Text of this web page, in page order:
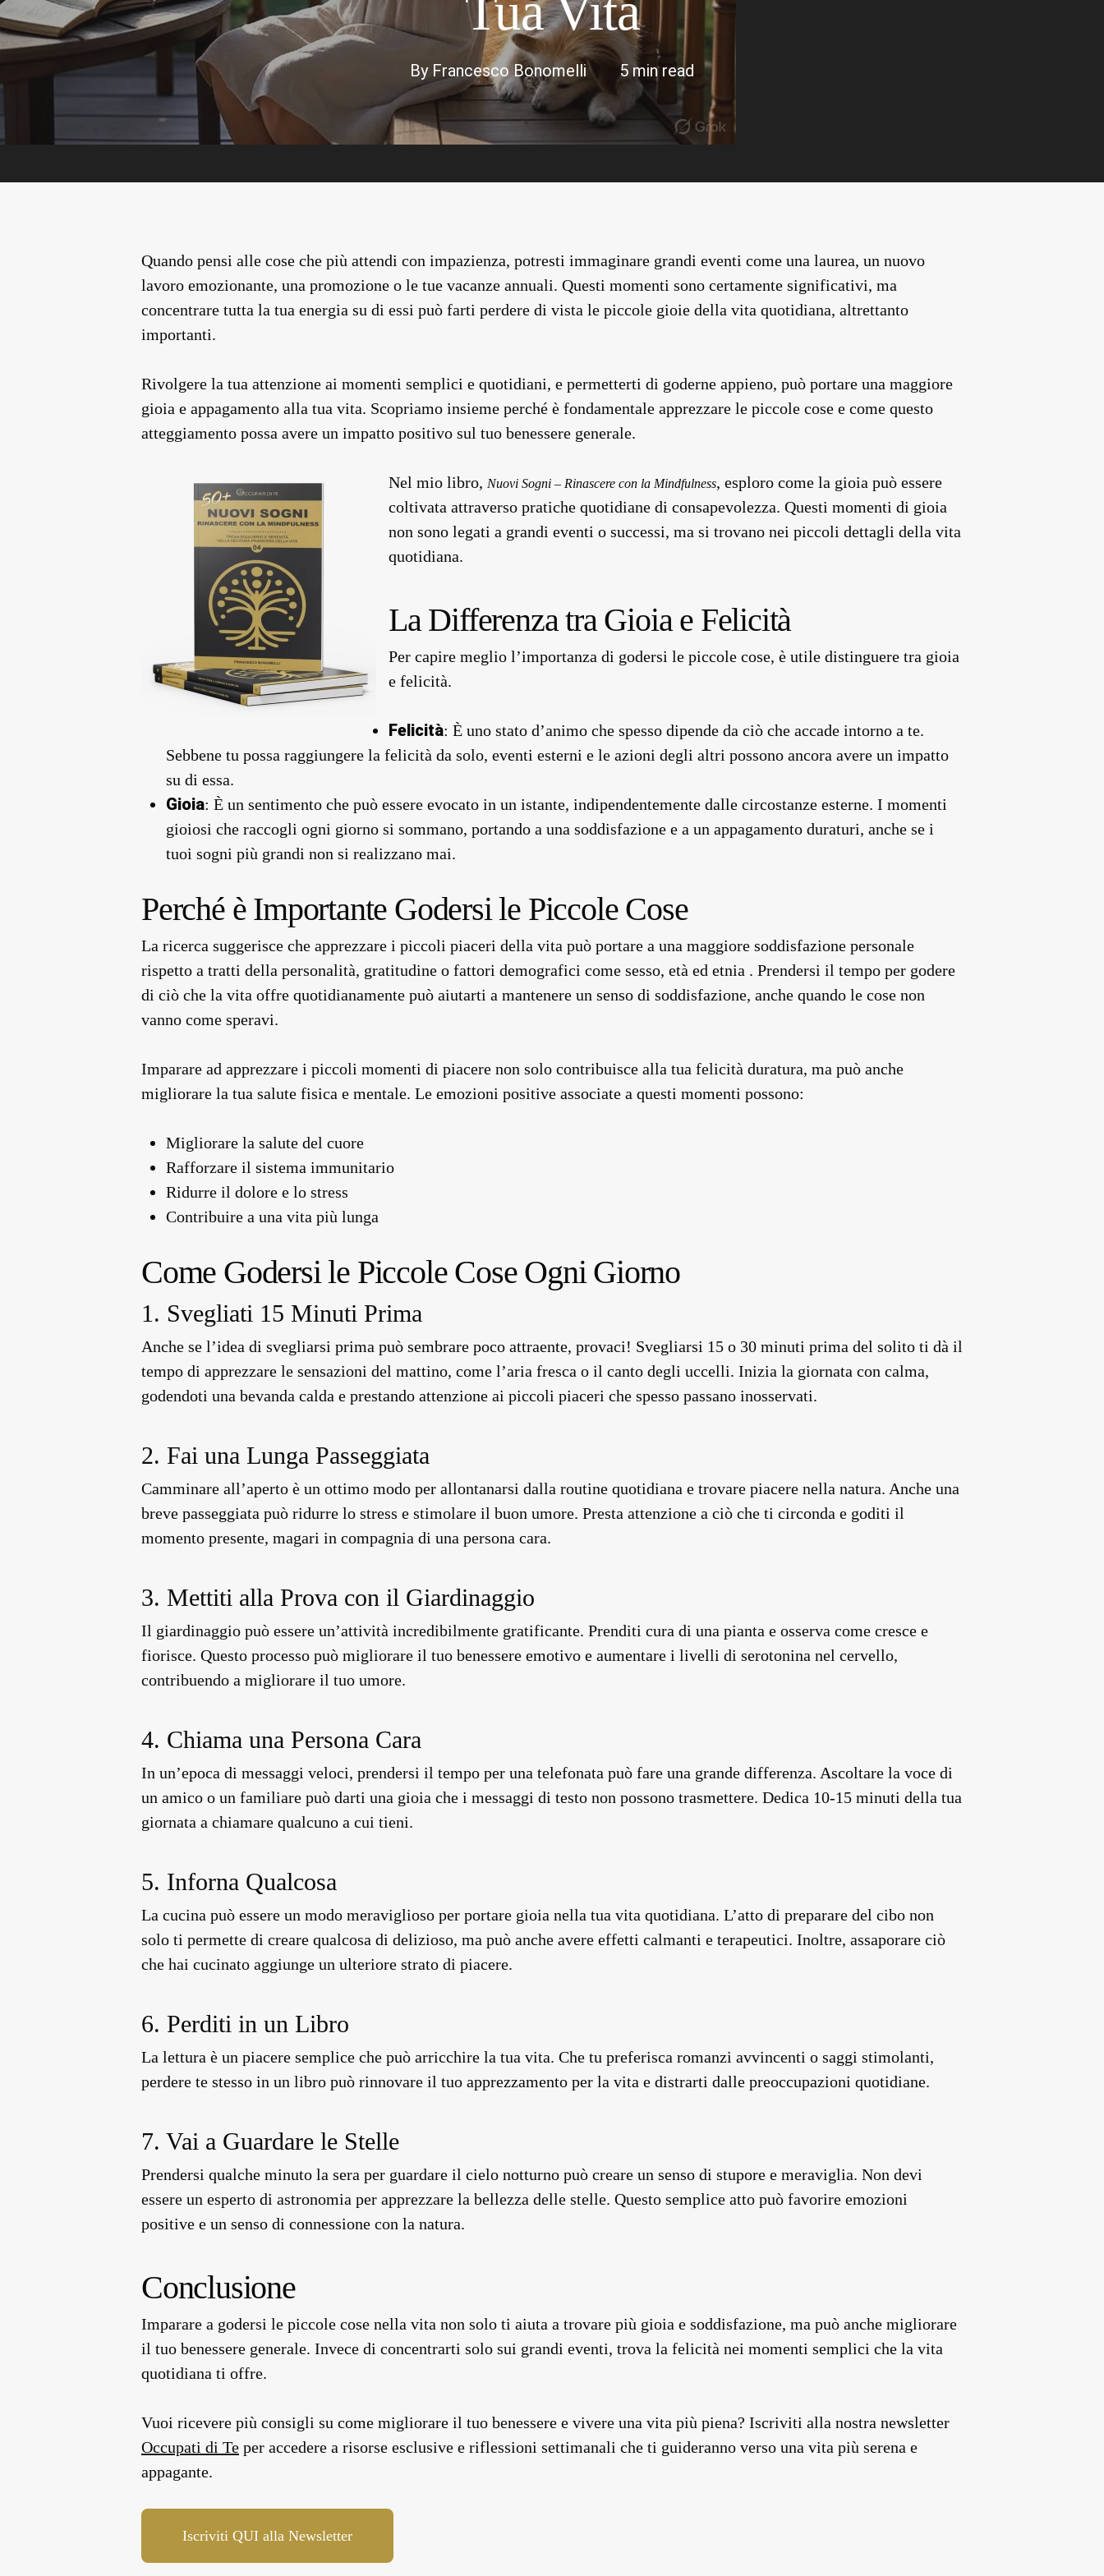
By Francesco Bonomelli 5 min read
Quando pensi alle cose che più attendi con impazienza, potresti immaginare grandi eventi come una laurea, un nuovo
lavoro emozionante, una promozione o le tue vacanze annuali. Questi momenti sono certamente significativi, ma
concentrare tutta la tua energia su di essi può farti perdere di vista le piccole gioie della vita quotidiana, altrettanto
importanti.
Rivolgere la tua attenzione ai momenti semplici e quotidiani, e permetterti di goderne appieno, può portare una maggiore
gioia e appagamento alla tua vita. Scopriamo insieme perché è fondamentale apprezzare le piccole cose e come questo
atteggiamento possa avere un impatto positivo sul tuo benessere generale.
Nel mio libro, Nuovi Sogni – Rinascere con la Mindfulness, esploro come la gioia può essere
coltivata attraverso pratiche quotidiane di consapevolezza. Questi momenti di gioia
non sono legati a grandi eventi o successi, ma si trovano nei piccoli dettagli della vita
quotidiana.
La Differenza tra Gioia e Felicità
Per capire meglio l’importanza di godersi le piccole cose, è utile distinguere tra gioia
e felicità.
Felicità: È uno stato d’animo che spesso dipende da ciò che accade intorno a te.
Sebbene tu possa raggiungere la felicità da solo, eventi esterni e le azioni degli altri possono ancora avere un impatto
su di essa.
Gioia: È un sentimento che può essere evocato in un istante, indipendentemente dalle circostanze esterne. I momenti
gioiosi che raccogli ogni giorno si sommano, portando a una soddisfazione e a un appagamento duraturi, anche se i
tuoi sogni più grandi non si realizzano mai.
Perché è Importante Godersi le Piccole Cose
La ricerca suggerisce che apprezzare i piccoli piaceri della vita può portare a una maggiore soddisfazione personale
rispetto a tratti della personalità, gratitudine o fattori demografici come sesso, età ed etnia . Prendersi il tempo per godere
di ciò che la vita offre quotidianamente può aiutarti a mantenere un senso di soddisfazione, anche quando le cose non
vanno come speravi.
Imparare ad apprezzare i piccoli momenti di piacere non solo contribuisce alla tua felicità duratura, ma può anche
migliorare la tua salute fisica e mentale. Le emozioni positive associate a questi momenti possono:
Migliorare la salute del cuore
Rafforzare il sistema immunitario
Ridurre il dolore e lo stress
Contribuire a una vita più lunga
Come Godersi le Piccole Cose Ogni Giorno
1. Svegliati 15 Minuti Prima
Anche se l’idea di svegliarsi prima può sembrare poco attraente, provaci! Svegliarsi 15 o 30 minuti prima del solito ti dà il
tempo di apprezzare le sensazioni del mattino, come l’aria fresca o il canto degli uccelli. Inizia la giornata con calma,
godendoti una bevanda calda e prestando attenzione ai piccoli piaceri che spesso passano inosservati.
2. Fai una Lunga Passeggiata
Camminare all’aperto è un ottimo modo per allontanarsi dalla routine quotidiana e trovare piacere nella natura. Anche una
breve passeggiata può ridurre lo stress e stimolare il buon umore. Presta attenzione a ciò che ti circonda e goditi il
momento presente, magari in compagnia di una persona cara.
3. Mettiti alla Prova con il Giardinaggio
Il giardinaggio può essere un’attività incredibilmente gratificante. Prenditi cura di una pianta e osserva come cresce e
fiorisce. Questo processo può migliorare il tuo benessere emotivo e aumentare i livelli di serotonina nel cervello,
contribuendo a migliorare il tuo umore.
4. Chiama una Persona Cara
In un’epoca di messaggi veloci, prendersi il tempo per una telefonata può fare una grande differenza. Ascoltare la voce di
un amico o un familiare può darti una gioia che i messaggi di testo non possono trasmettere. Dedica 10-15 minuti della tua
giornata a chiamare qualcuno a cui tieni.
5. Inforna Qualcosa
La cucina può essere un modo meraviglioso per portare gioia nella tua vita quotidiana. L’atto di preparare del cibo non
solo ti permette di creare qualcosa di delizioso, ma può anche avere effetti calmanti e terapeutici. Inoltre, assaporare ciò
che hai cucinato aggiunge un ulteriore strato di piacere.
6. Perditi in un Libro
La lettura è un piacere semplice che può arricchire la tua vita. Che tu preferisca romanzi avvincenti o saggi stimolanti,
perdere te stesso in un libro può rinnovare il tuo apprezzamento per la vita e distrarti dalle preoccupazioni quotidiane.
7. Vai a Guardare le Stelle
Prendersi qualche minuto la sera per guardare il cielo notturno può creare un senso di stupore e meraviglia. Non devi
essere un esperto di astronomia per apprezzare la bellezza delle stelle. Questo semplice atto può favorire emozioni
positive e un senso di connessione con la natura.
Conclusione
Imparare a godersi le piccole cose nella vita non solo ti aiuta a trovare più gioia e soddisfazione, ma può anche migliorare
il tuo benessere generale. Invece di concentrarti solo sui grandi eventi, trova la felicità nei momenti semplici che la vita
quotidiana ti offre.
Vuoi ricevere più consigli su come migliorare il tuo benessere e vivere una vita più piena? Iscriviti alla nostra newsletter
Occupati di Te per accedere a risorse esclusive e riflessioni settimanali che ti guideranno verso una vita più serena e
appagante.
Iscriviti QUI alla Newsletter